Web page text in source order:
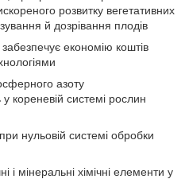
розвитку вегетативних
й дозрівання плодів
економію коштів
азоту
кореневій системі рослин
нульовій системі обробки
і мінеральні хімічні елементи у